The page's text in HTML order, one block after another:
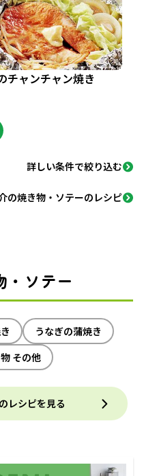
チャンチャン焼き
詳しい条件で絞り込む
の焼き物・ソテーのレシピ
・ソテー
うなぎの蒲焼き
その他
レシピを見る